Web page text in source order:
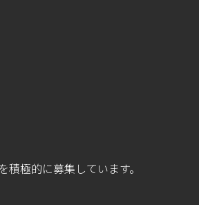
極的に募集しています。